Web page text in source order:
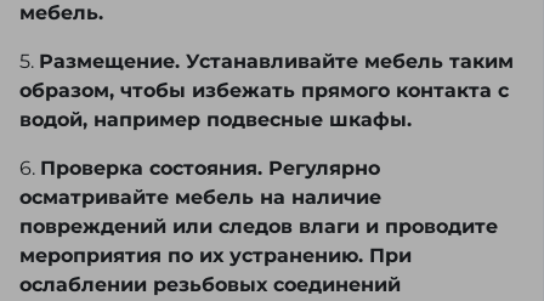
мебель.
5. Размещение. Устанавливайте мебель таким
образом, чтобы избежать прямого контакта с
водой, например подвесные шкафы.
6. Проверка состояния. Регулярно
осматривайте мебель на наличие
повреждений или следов влаги и проводите
мероприятия по их устранению. При
ослаблении резьбовых соединений